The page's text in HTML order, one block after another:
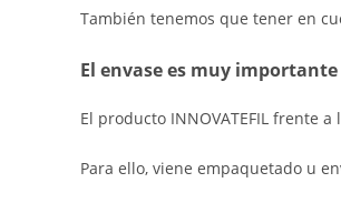
También tenemos que tener en
El envase es muy importante
El producto INNOVATEFIL frente
Para ello, viene empaquetado u